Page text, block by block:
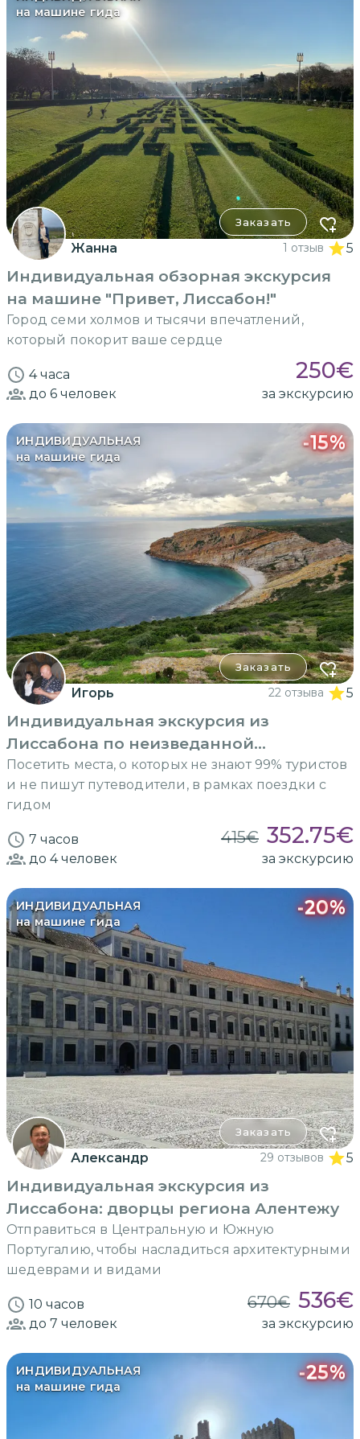
на машине гида
Заказать
Жанна 1 отзыв 5
Индивидуальная обзорная экскурсия
на машине "Привет, Лиссабон!"
Город семи холмов и тысячи впечатлений,
который покорит ваше сердце
4 часа 250€
до 6 человек за экскурсию
ИНДИВИДУАЛЬНАЯ
на машине гида
-15%
Заказать
Игорь 22 отзыва 5
Индивидуальная экскурсия из
Лиссабона по неизведанной
Португалии
Посетить места, о которых не знают 99% туристов
и не пишут путеводители, в рамках поездки с
гидом
7 часов 415€ 352.75€
до 4человек за экскурсию
ИНДИВИДУАЛЬНАЯ
на машине гида
-20%
Заказать
Александр 29 отзывов 5
Индивидуальная экскурсия из
Лиссабона: дворцы региона Алентежу
Отправиться в Центральную и Южную
Португалию, чтобы насладиться архитектурными
шедеврами и видами
10 часов 670€ 536€
до 7 человек за экскурсию
ИНДИВИДУАЛЬНАЯ
на машине гида
-25%